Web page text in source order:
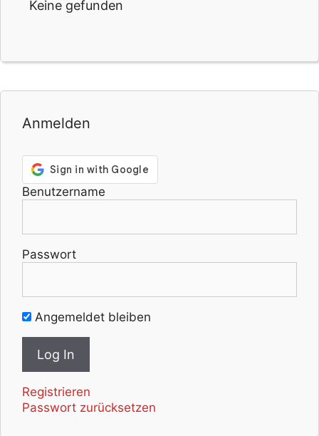
Keine gefunden
Anmelden
Benutzername
Passwort
Angemeldet bleiben
Registrieren
Passwort zurücksetzen